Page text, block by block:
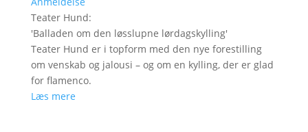
Teater Hund:
'Balladen om den løsslupne lørdagskylling'
Teater Hund er i topform med den nye forestilling
om venskab og jalousi – og om en kylling, der er glad
for flamenco.
Læs mere